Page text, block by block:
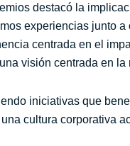
destacó la
experiencias junto
centrada en el
visión centrada en
iniciativas que
cultura corporativa